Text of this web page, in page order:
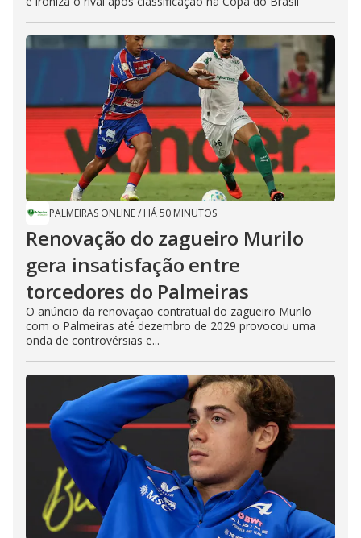
PALMEIRAS ONLINE/ HÁ 50 MINUTOS
Renovação do zagueiro Murilo
gera insatisfação entre
torcedores do Palmeiras
O anúncio da renovação contratual do zagueiro Murilo
com o Palmeiras até dezembro de 2029 provocou uma
onda de controvérsias e...